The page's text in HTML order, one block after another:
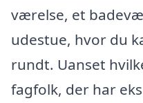
værelse, et
udestue, hvor du
rundt. Uanset
fagfolk, der har